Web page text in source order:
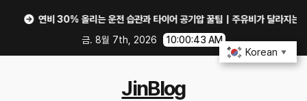
연비 30% 올리는 운전 습관과 타이어 공기압 꿀팁｜주유비가 달라지는 핵심은?
금. 8월 7th, 2026
10:00:44 AM
JinBlog
Korean ▼